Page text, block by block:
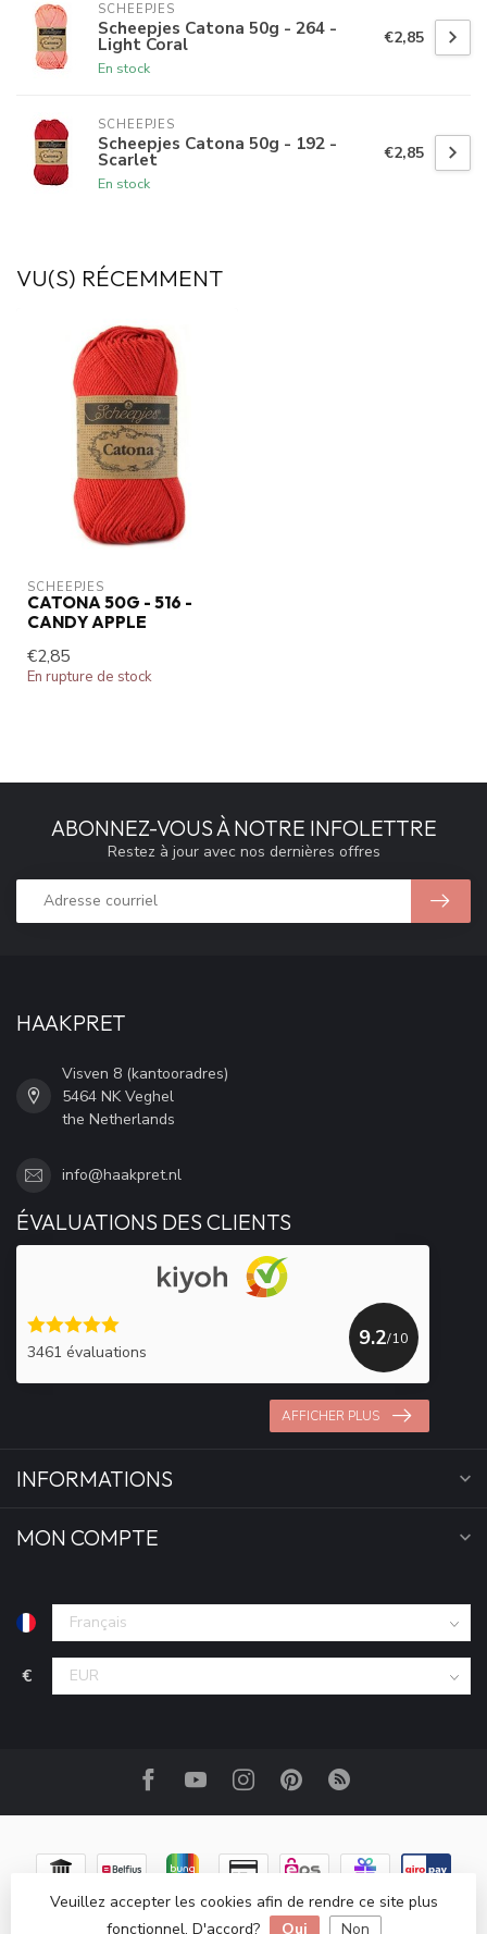
SCHEEPJES
Scheepjes Catona 50g - 264 -
Light Coral
En stock
€2,85
SCHEEPJES
Scheepjes Catona 50g - 192 -
Scarlet
En stock
€2,85
VU(S) RÉCEMMENT
SCHEEPJES
CATONA 50G - 516 -
CANDY APPLE
€2,85
En rupture de stock
ABONNEZ-VOUS À NOTRE INFOLETTRE
Restez à jour avec nos dernières offres
HAAKPRET
Visven 8 (kantooradres)
5464 NK Veghel
the Netherlands
info@haakpret.nl
ÉVALUATIONS DES CLIENTS
3461 évaluations
9.2/10
AFFICHER PLUS
INFORMATIONS
MON COMPTE
€
Veuillez accepter les cookies afin de rendre ce site plus
fonctionnel. D'accord?
Oui Non